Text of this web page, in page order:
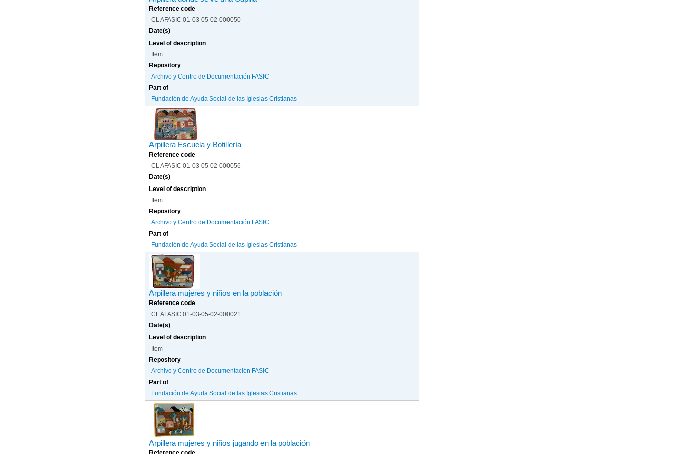
Reference code
CL AFASIC 01-03-05-02-000050
Date(s)
Level of description
Item
Repository
Archivo y Centro de Documentación FASIC
Part of
Fundación de Ayuda Social de las Iglesias Cristianas
Arpillera Escuela y Botillería
Reference code
CL AFASIC 01-03-05-02-000056
Date(s)
Level of description
Item
Repository
Archivo y Centro de Documentación FASIC
Part of
Fundación de Ayuda Social de las Iglesias Cristianas
Arpillera mujeres y niños en la población
Reference code
CL AFASIC 01-03-05-02-000021
Date(s)
Level of description
Item
Repository
Archivo y Centro de Documentación FASIC
Part of
Fundación de Ayuda Social de las Iglesias Cristianas
Arpillera mujeres y niños jugando en la población